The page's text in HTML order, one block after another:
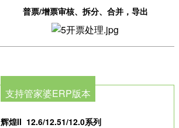
普票/增票审核、拆分、合并，导出
支持管家婆ERP版本
辉煌II 12.6/12.51/12.0系列